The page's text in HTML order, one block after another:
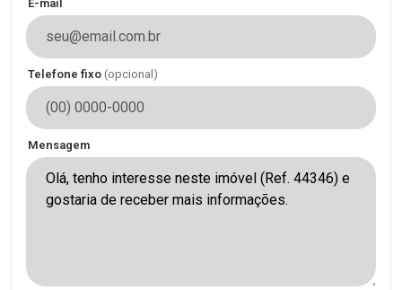
E-mail
Telefone fixo (opcional)
Mensagem